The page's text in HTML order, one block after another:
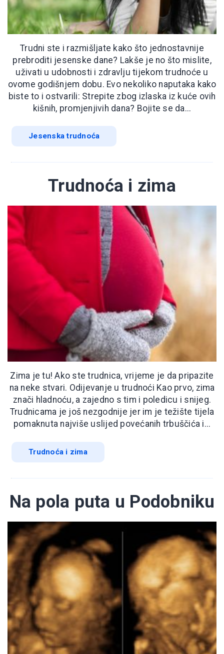
Trudni ste i razmišljate kako što jednostavnije
prebroditi jesenske dane? Lakše je no što mislite,
uživati u udobnosti i zdravlju tijekom trudnoće u
ovome godišnjem dobu. Evo nekoliko naputaka kako
biste to i ostvarili: Strepite zbog izlaska iz kuće ovih
kišnih, promjenjivih dana? Bojite se da...
Jesenska trudnoća
Trudnoća i zima
Zima je tu! Ako ste trudnica, vrijeme je da pripazite
na neke stvari. Odijevanje u trudnoći Kao prvo, zima
znači hladnoću, a zajedno s tim i poledicu i snijeg.
Trudnicama je još nezgodnije jer im je težište tijela
pomaknuta najviše uslijed povećanih trbuščića i...
Trudnoća i zima
Na pola puta u Podobniku